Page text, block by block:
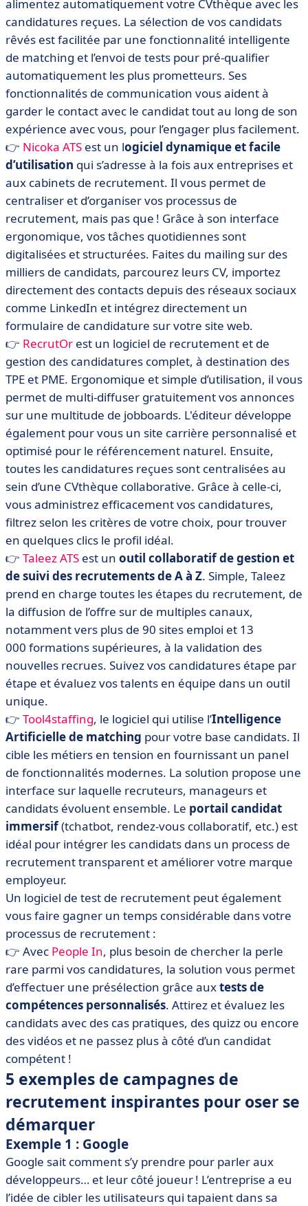
alimentez automatiquement votre CVthèque avec les
candidatures reçues. La sélection de vos candidats
rêvés est facilitée par une fonctionnalité intelligente
de matching et l’envoi de tests pour pré-qualifier
automatiquement les plus prometteurs. Ses
fonctionnalités de communication vous aident à
garder le contact avec le candidat tout au long de son
expérience avec vous, pour l’engager plus facilement.
👉 Nicoka ATS est un logiciel dynamique et facile
d’utilisation qui s’adresse à la fois aux entreprises et
aux cabinets de recrutement. Il vous permet de
centraliser et d’organiser vos processus de
recrutement, mais pas que ! Grâce à son interface
ergonomique, vos tâches quotidiennes sont
digitalisées et structurées. Faites du mailing sur des
milliers de candidats, parcourez leurs CV, importez
directement des contacts depuis des réseaux sociaux
comme LinkedIn et intégrez directement un
formulaire de candidature sur votre site web.
👉 RecrutOr est un logiciel de recrutement et de
gestion des candidatures complet, à destination des
TPE et PME. Ergonomique et simple d’utilisation, il vous
permet de multi-diffuser gratuitement vos annonces
sur une multitude de jobboards. L'éditeur développe
également pour vous un site carrière personnalisé et
optimisé pour le référencement naturel. Ensuite,
toutes les candidatures reçues sont centralisées au
sein d’une CVthèque collaborative. Grâce à celle-ci,
vous administrez efficacement vos candidatures,
filtrez selon les critères de votre choix, pour trouver
en quelques clics le profil idéal.
👉 Taleez ATS est un outil collaboratif de gestion et
de suivi des recrutements de A à Z. Simple, Taleez
prend en charge toutes les étapes du recrutement, de
la diffusion de l’offre sur de multiples canaux,
notamment vers plus de 90 sites emploi et 13
000 formations supérieures, à la validation des
nouvelles recrues. Suivez vos candidatures étape par
étape et évaluez vos talents en équipe dans un outil
unique.
👉 Tool4staffing, le logiciel qui utilise l’Intelligence
Artificielle de matching pour votre base candidats. Il
cible les métiers en tension en fournissant un panel
de fonctionnalités modernes. La solution propose une
interface sur laquelle recruteurs, manageurs et
candidats évoluent ensemble. Le portail candidat
immersif(tchatbot, rendez-vous collaboratif, etc.) est
idéal pour intégrer les candidats dans un process de
recrutement transparent et améliorer votre marque
employeur.
Un logiciel de test de recrutement peut également
vous faire gagner un temps considérable dans votre
processus de recrutement :
👉 Avec People In, plus besoin de chercher la perle
rare parmi vos candidatures, la solution vous permet
d’effectuer une présélection grâce auxtests de
compétences personnalisés. Attirez et évaluez les
candidats avec des cas pratiques, des quizz ou encore
des vidéos et ne passez plus à côté d’un candidat
compétent !
5 exemples de campagnes de
recrutement inspirantes pour oser se
démarquer
Exemple 1 : Google
Google sait comment s’y prendre pour parler aux
développeurs… et leur côté joueur ! L’entreprise a eu
l’idée de cibler les utilisateurs qui tapaient dans sa